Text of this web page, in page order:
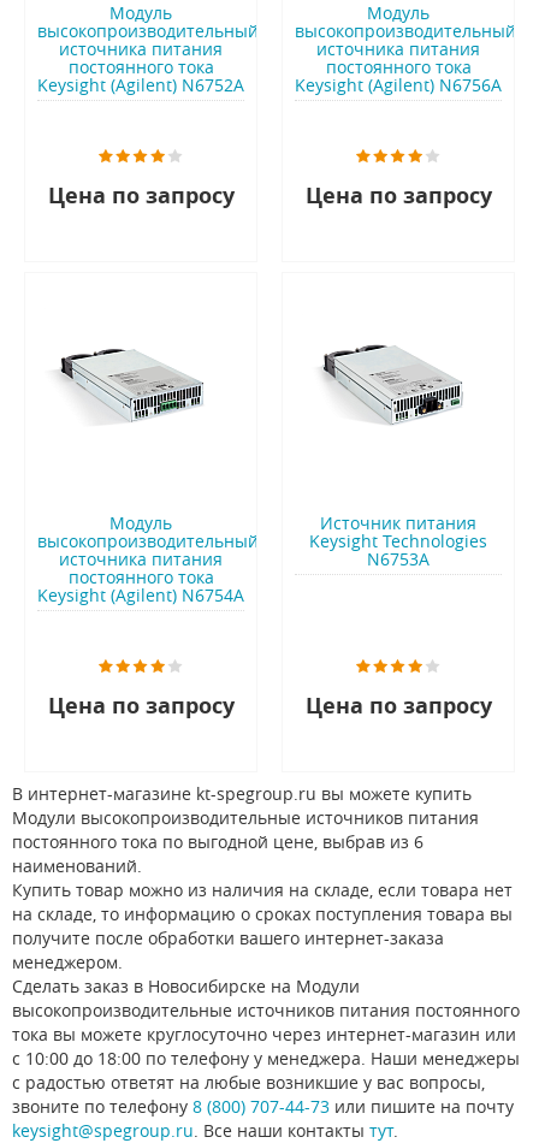
Модуль
высокопроизводительный
источника питания
постоянного тока
Keysight (Agilent) N6752A
Цена по запросу
Модуль
высокопроизводительный
источника питания
постоянного тока
Keysight (Agilent) N6756A
Цена по запросу
Модуль
высокопроизводительный
источника питания
постоянного тока
Keysight (Agilent) N6754A
Цена по запросу
Источник питания
Keysight Technologies
N6753A
Цена по запросу
В интернет-магазине kt-spegroup.ru вы можете купить
Модули высокопроизводительные источников питания
постоянного тока по выгодной цене, выбрав из 6
наименований.
Купить товар можно из наличия на складе, если товара нет
на складе, то информацию о сроках поступления товара вы
получите после обработки вашего интернет-заказа
менеджером.
Сделать заказ в Новосибирске на Модули
высокопроизводительные источников питания постоянного
тока вы можете круглосуточно через интернет-магазин или
с 10:00 до 18:00 по телефону у менеджера. Наши менеджеры
с радостью ответят на любые возникшие у вас вопросы,
звоните по телефону 8 (800) 707-44-73 или пишите на почту
keysight@spegroup.ru. Все наши контакты тут.